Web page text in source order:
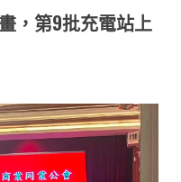
，第9批充電站上